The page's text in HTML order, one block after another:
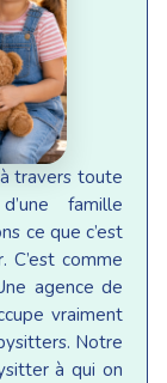
travers toute
famille
ce que c’est
comme
agence de
vraiment
Notre
à qui on